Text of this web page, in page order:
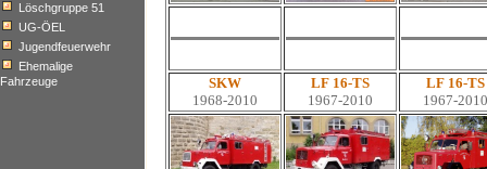
Löschgruppe 51
UG-ÖEL
Jugendfeuerwehr
Ehemalige
Fahrzeuge
SKW
1968-2010
LF 16-TS
1967-2010
LF 16-TS
1967-2010